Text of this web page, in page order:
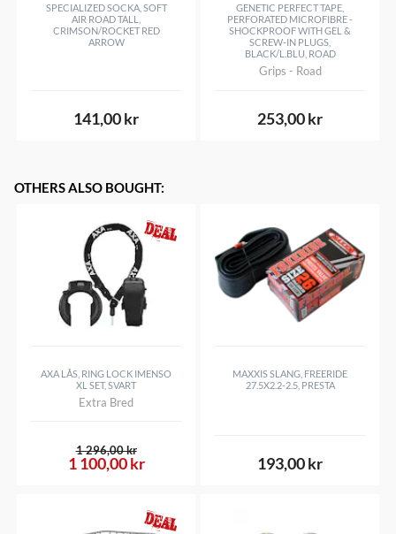
SPECIALIZED SOCKA, SOFT
AIR ROAD TALL,
CRIMSON/ROCKET RED
ARROW
141,00 kr
GENETIC PERFECT TAPE,
PERFORATED MICROFIBRE -
SHOCKPROOF WITH GEL &
SCREW-IN PLUGS,
BLACK/L.BLU, ROAD
Grips - Road
253,00 kr
OTHERS ALSO BOUGHT:
AXA LÅS, RING LOCK IMENSO
XL SET, SVART
Extra Bred
1 100,00 kr
1 296,00 kr
MAXXIS SLANG, FREERIDE
27.5X2.2-2.5, PRESTA
193,00 kr